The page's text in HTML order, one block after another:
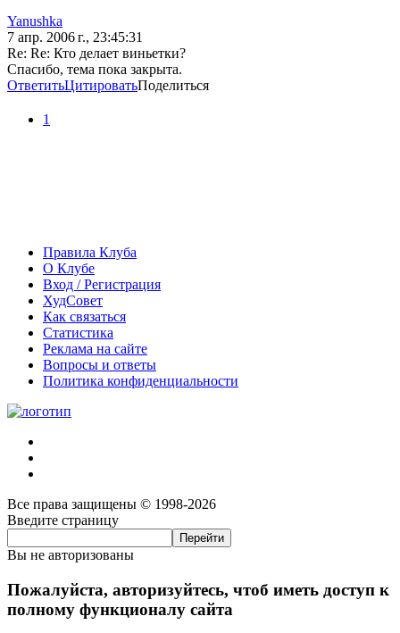
Yanushka
7 апр. 2006 г., 23:45:31
Re: Re: Кто делает виньетки?
Спасибо, тема пока закрыта.
ОтветитьЦитироватьПоделиться
1
Правила Клуба
О Клубе
Вход / Регистрация
ХудСовет
Как связаться
Статистика
Реклама на сайте
Вопросы и ответы
Политика конфиденциальности
Все права защищены © 1998-2026
Введите страницу
Вы не авторизованы
Пожалуйста, авторизуйтесь, чтоб иметь доступ к
полному функционалу сайта